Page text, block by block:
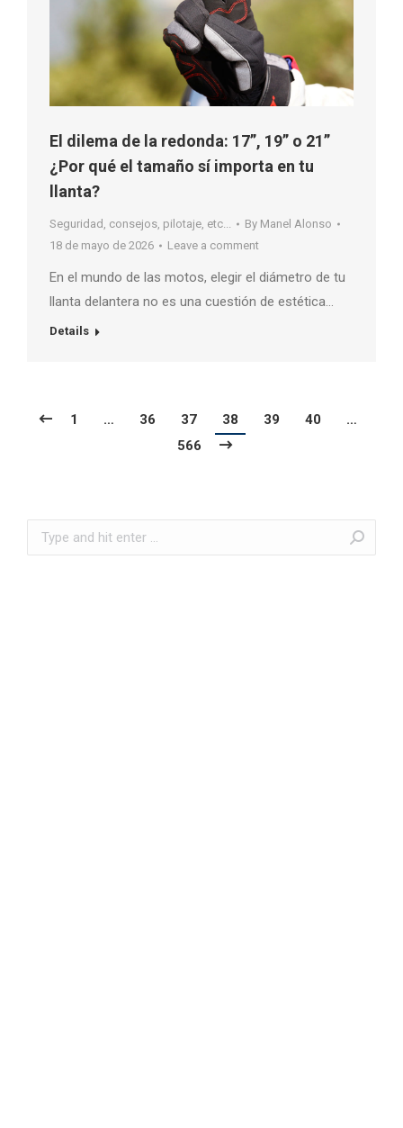
El dilema de la redonda: 17”, 19” o 21”
¿Por qué el tamaño sí importa en tu
llanta?
Seguridad, consejos, pilotaje, etc... By Manel Alonso
18 de mayo de 2026
Leave a comment
En el mundo de las motos, elegir el diámetro de tu
llanta delantera no es una cuestión de estética…
Details
1 … 36 37 38 39 40
…
566
Search: